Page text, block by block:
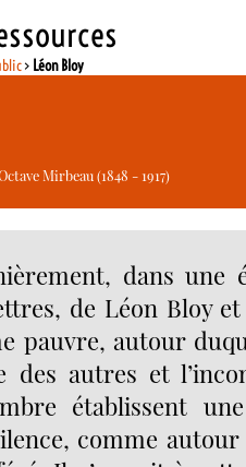
> Léon Bloy
Mirbeau (1848 - 1917)
dans une
de Léon Bloy
pauvre, autour
des autres et
établissent
comme